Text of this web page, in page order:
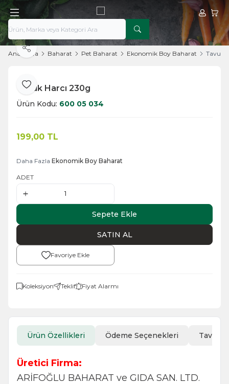
Hesabım
Ana Sayfa Baharat Pet Baharat Ekonomik Boy Baharat Tavuk
Favoriye Ekle
Paylaş
Tavuk Harcı 230g
Ürün Kodu: 600 05 034
199,00 TL
Daha Fazla Ekonomik Boy Baharat
ADET
Sepete Ekle
SATIN AL
Favoriye Ekle
Koleksiyon Teklif Fiyat Alarmı
Ürün Özellikleri Ödeme Seçenekleri Tavsiye
Üretici Firma:
ARİFOĞLU BAHARAT ve GIDA SAN. LTD.